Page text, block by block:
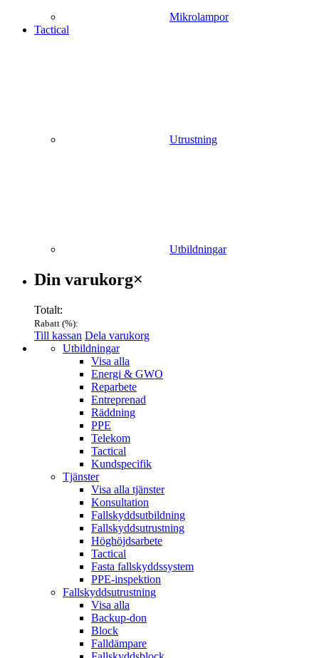
Mikrolampor
Tactical
Utrustning
Utbildningar
Varukorg
Din varukorg×
Totalt:
Rabatt (%):
Till kassan Dela varukorg
Menu Utbildningar
Visa alla
Energi & GWO
Reparbete
Entreprenad
Räddning
PPE
Telekom
Tactical
Kundspecifik
Tjänster
Visa alla tjänster
Konsultation
Fallskyddsutbildning
Fallskyddsutrustning
Höghöjdsarbete
Tactical
Fasta fallskyddssystem
PPE-inspektion
Fallskyddsutrustning
Visa alla
Backup-don
Block
Falldämpare